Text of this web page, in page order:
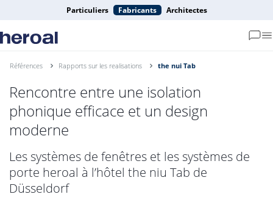
Particuliers Fabricants Architectes
Références Rapports sur les realisations the nui Tab
Rencontre entre une isolation
phonique efficace et un design
moderne
Les systèmes de fenêtres et les systèmes de
porte heroal à l’hôtel the niu Tab de
Düsseldorf